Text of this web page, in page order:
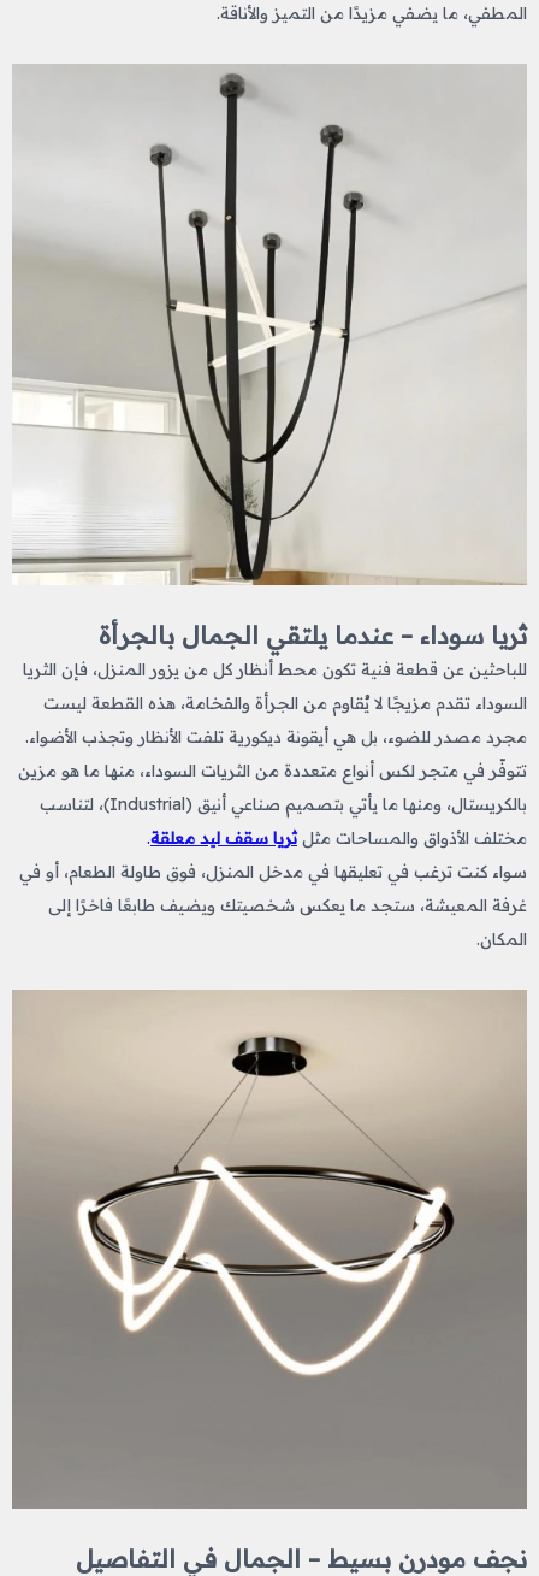
المطفي، ما يضفي مزيدًا من التميز والأناقة.
ثريا سوداء – عندما يلتقي الجمال بالجرأة
للباحثين عن قطعة فنية تكون محط أنظار كل من يزور المنزل، فإن الثريا
السوداء تقدم مزيجًا لا يُقاوم من الجرأة والفخامة، هذه القطعة ليست
مجرد مصدر للضوء، بل هي أيقونة ديكورية تلفت الأنظار وتجذب الأضواء.
تتوفّر في متجر لكس أنواع متعددة من الثريات السوداء، منها ما هو مزين
بالكريستال، ومنها ما يأتي بتصميم صناعي أنيق (Industrial)، لتناسب
مختلف الأذواق والمساحات مثلثريا سقف ليد معلقة.
سواء كنت ترغب في تعليقها في مدخل المنزل، فوق طاولة الطعام، أو في
غرفة المعيشة، ستجد ما يعكس شخصيتك ويضيف طابعًا فاخرًا إلى
المكان.
نجف مودرن بسيط – الجمال في التفاصيل